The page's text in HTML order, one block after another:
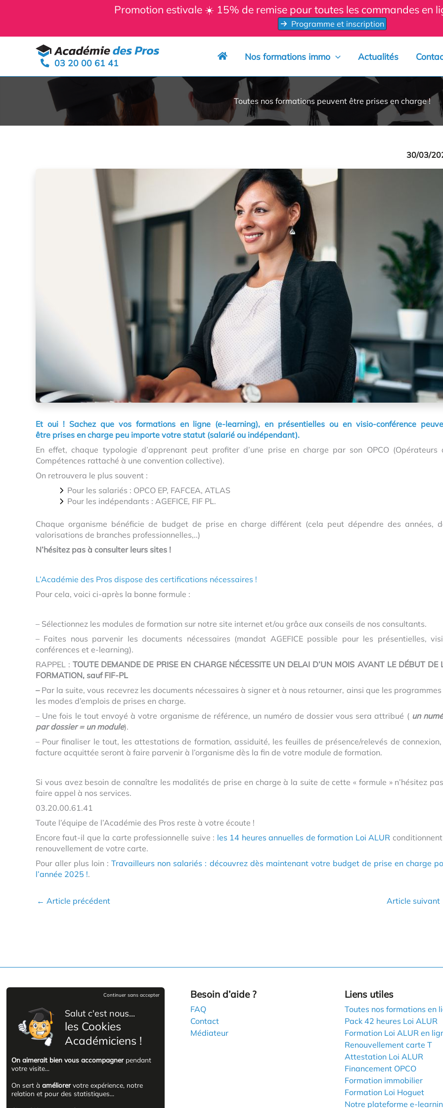
Promotion estivale ☀️ 15% de remise pour toutes les commandes en
Programme et inscription
03 20 00 61 41
Nos formations immo Actualités
Toutes nos formations peuvent être prises en charge !
30/03/
Et oui ! Sachez que vos formations en ligne (e-learning), en présentielles ou en visio-conférence
être prises en charge peu importe votre statut (salarié ou indépendant).
En effet, chaque typologie d’apprenant peut profiter d’une prise en charge par son OPCO (Opérateurs
Compétences rattaché à une convention collective).
On retrouvera le plus souvent :
Pour les salariés : OPCO EP, FAFCEA, ATLAS
Pour les indépendants : AGEFICE, FIF PL.
Chaque organisme bénéficie de budget de prise en charge différent (cela peut dépendre des années,
valorisations de branches professionnelles,..)
N’hésitez pas à consulter leurs sites !
L’Académie des Pros dispose des certifications nécessaires !
Pour cela, voici ci-après la bonne formule :
– Sélectionnez les modules de formation sur notre site internet et/ou grâce aux conseils de nos consultants.
– Faites nous parvenir les documents nécessaires (mandat AGEFICE possible pour les présentielles,
conférences et e-learning).
RAPPEL :TOUTE DEMANDE DE PRISE EN CHARGE NÉCESSITE UN DELAI D’UN MOIS AVANT LE DÉBUT DE
FORMATION, sauf FIF-PL
– Par la suite, vous recevrez les documents nécessaires à signer et à nous retourner, ainsi que les
les modes d’emplois de prises en charge.
– Une fois le tout envoyé à votre organisme de référence, un numéro de dossier vous sera attribué ( un
par dossier = un module).
– Pour finaliser le tout, les attestations de formation, assiduité, les feuilles de présence/relevés de
facture acquittée seront à faire parvenir à l’organisme dès la fin de votre module de formation.
Si vous avez besoin de connaître les modalités de prise en charge à la suite de cette « formule » n’hésitez
faire appel à nos services.
03.20.00.61.41
Toute l’équipe de l’Académie des Pros reste à votre écoute !
Encore faut-il que la carte professionnelle suive : les 14 heures annuelles de formation Loi ALUR
renouvellement de votre carte.
Pour aller plus loin :Travailleurs non salariés : découvrez dès maintenant votre budget de prise en charge
l’année 2025 !.
← Article précédent Article suivant
Qui sommes-nous ?
Nos certifications
Informations handicap
Besoin d’aide ?
FAQ
Contact
Médiateur
Liens utiles
Toutes nos formations en
Pack 42 heures Loi ALUR
Formation Loi ALUR en
Renouvellement carte T
Attestation Loi ALUR
Financement OPCO
Formation immobilier
Formation Loi Hoguet
Notre plateforme e-
Panneau de gestion des cookies
Salut c'est nous...
les Cookies
Académiciens !
On aimerait bien vous accompagnerpendant
votre visite...
On sert àaméliorervotre expérience, notre
relation et pour des statistiques...
Continuer sans accepter